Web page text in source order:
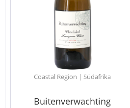
Coastal Region | Südafrika
Buitenverwachting